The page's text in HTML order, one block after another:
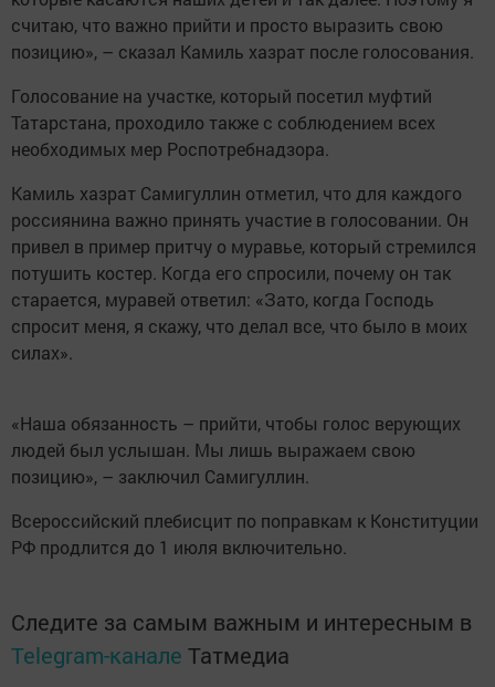
считаю, что важно прийти и просто выразить свою
позицию», – сказал Камиль хазрат после голосования.
Голосование на участке, который посетил муфтий
Татарстана, проходило также с соблюдением всех
необходимых мер Роспотребнадзора.
Камиль хазрат Самигуллин отметил, что для каждого
россиянина важно принять участие в голосовании. Он
привел в пример притчу о муравье, который стремился
потушить костер. Когда его спросили, почему он так
старается, муравей ответил: «Зато, когда Господь
спросит меня, я скажу, что делал все, что было в моих
силах».
«Наша обязанность – прийти, чтобы голос верующих
людей был услышан. Мы лишь выражаем свою
позицию», – заключил Самигуллин.
Всероссийский плебисцит по поправкам к Конституции
РФ продлится до 1 июля включительно.
Следите за самым важным и интересным в
Telegram-канале Татмедиа